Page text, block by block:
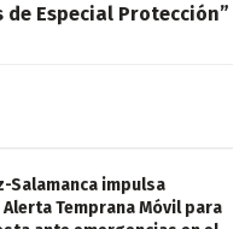
de Especial Protección”
Salamanca impulsa
Temprana Móvil para